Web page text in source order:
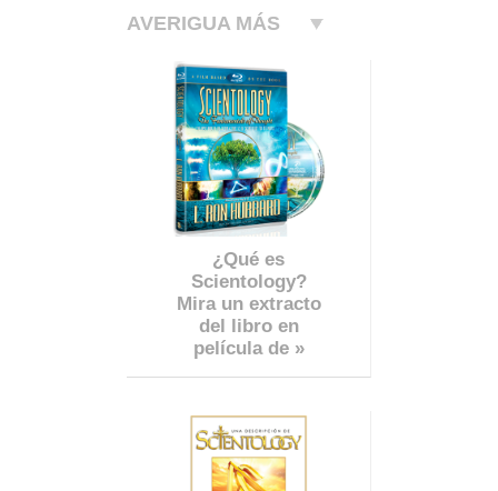
AVERIGUA MÁS
¿Qué es
Scientology?
Mira un extracto
del libro en
película de »